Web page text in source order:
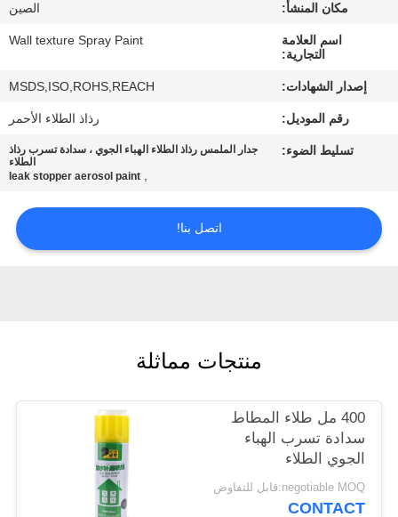
مراقبة
الجودة
اتصل
اطلب
اقتباس
POLICY
مكان المنشأ: الصين
اسم العلامة
التجارية:
Wall texture Spray Paint
إصدار الشهادات: MSDS,ISO,ROHS,REACH
رقم الموديل: رذاذ الطلاء الأحمر
تسليط الضوء:
جدار الملمس رذاذ الطلاء الهباء الجوي ، سدادة تسرب رذاذ
الطلاء
,
leak stopper aerosol paint
اتصل بنا!
منتجات مماثلة
400 مل طلاء المطاط
سدادة تسرب الهباء
الجوي الطلاء
negotiable MOQ:قابل للتفاوض
CONTACT